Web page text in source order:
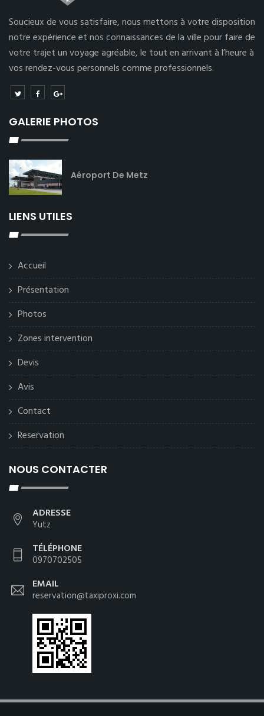
Soucieux de vous satisfaire, nous mettons à votre disposition
notre expérience et nos connaissances de la ville pour faire de
votre trajet un voyage agréable, le tout en arrivant à l’heure à
vos rendez-vous personnels comme professionnels.
GALERIE PHOTOS
Aéroport De Metz
LIENS UTILES
Accueil
Présentation
Photos
Zones intervention
Devis
Avis
Contact
Reservation
NOUS CONTACTER
ADRESSE
Yutz
TÉLÉPHONE
0970702505
EMAIL
reservation@taxiproxi.com